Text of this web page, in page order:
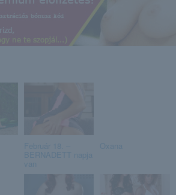
Február 18. –
BERNADETT napja
van
Oxana